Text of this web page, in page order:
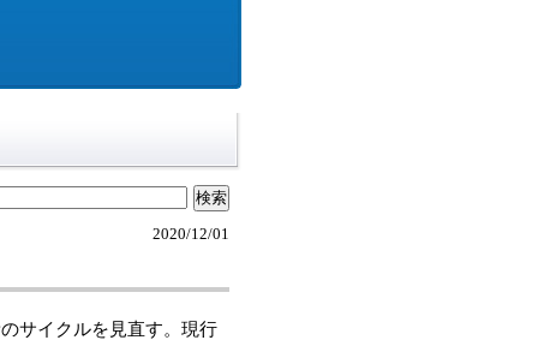
2020/12/01
サイクルを見直す。現行